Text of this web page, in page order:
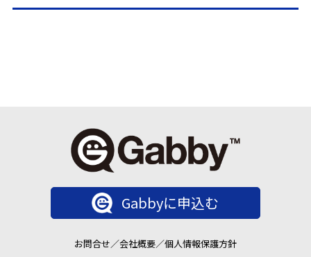
Gabbyに申込む
お問合せ／会社概要／個人情報保護方針